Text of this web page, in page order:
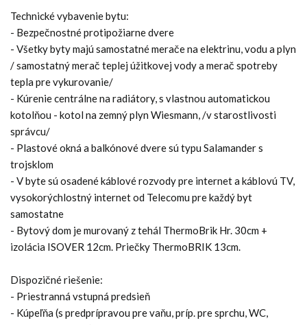
Technické vybavenie bytu:
- Bezpečnostné protipožiarne dvere
- Všetky byty majú samostatné merače na elektrinu, vodu a plyn
/ samostatný merač teplej úžitkovej vody a merač spotreby
tepla pre vykurovanie/
- Kúrenie centrálne na radiátory, s vlastnou automatickou
kotolňou - kotol na zemný plyn Wiesmann, /v starostlivosti
správcu/
- Plastové okná a balkónové dvere sú typu Salamander s
trojsklom
- V byte sú osadené káblové rozvody pre internet a káblovú TV,
vysokorýchlostný internet od Telecomu pre každý byt
samostatne
- Bytový dom je murovaný z tehál ThermoBrik Hr. 30cm +
izolácia ISOVER 12cm. Priečky ThermoBRIK 13cm.
Dispozičné riešenie:
- Priestranná vstupná predsieň
- Kúpeľňa (s predprípravou pre vaňu, príp. pre sprchu, WC,